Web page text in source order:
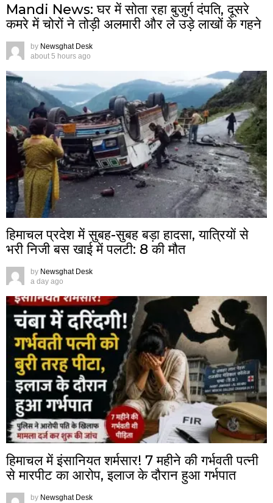
Mandi News: घर में सोता रहा बुजुर्ग दंपति, दूसरे
कमरे में चोरों ने तोड़ी अलमारी और ले उड़े लाखों के गहने
by Newsghat Desk
about 5 hours ago
हिमाचल प्रदेश में सुबह-सुबह बड़ा हादसा, यात्रियों से
भरी निजी बस खाई में पलटी: 8 की मौत
by Newsghat Desk
a day ago
हिमाचल में इंसानियत शर्मसार! 7 महीने की गर्भवती पत्नी
से मारपीट का आरोप, इलाज के दौरान हुआ गर्भपात
by Newsghat Desk